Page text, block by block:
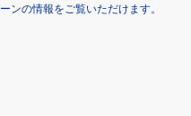
ーンの情報をご覧いただけます。